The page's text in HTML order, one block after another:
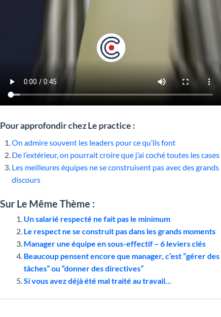
Pour approfondir chez Le practice :
On admire souvent les leaders pour ce qu’ils font
De l’extérieur, on pourrait croire que j’ai coché toutes les cases
Les meilleures équipes ne se construisent pas avec des grands
discours
Sur Le Même Thème :
Un salarié respecté ne fait pas le minimum
Le respect ne se construit pas dans les grands moments
Manager une équipe en sous-effectif – 6 leviers clés
Beaucoup pensent encore que manager, c’est “gérer des
tâches” ou “donner des directives”
Si vous avez déjà été mal traité au travail…